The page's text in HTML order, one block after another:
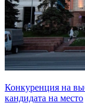
Конкуренция на
кандидата на место